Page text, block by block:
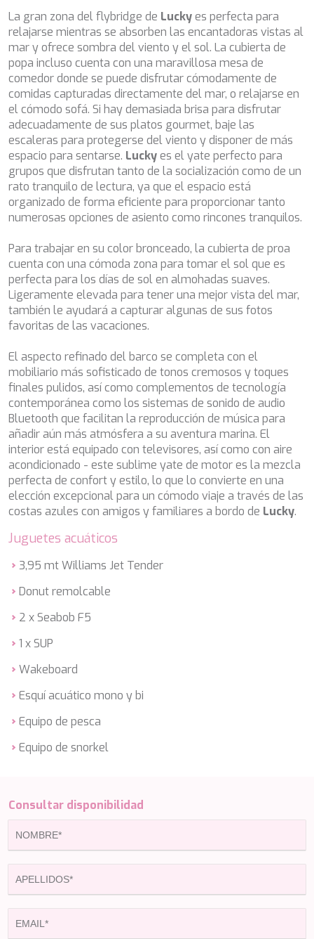
La gran zona del flybridge de Luckyes perfecta para
relajarse mientras se absorben las encantadoras vistas al
mar y ofrece sombra del viento y el sol. La cubierta de
popa incluso cuenta con una maravillosa mesa de
comedor donde se puede disfrutar cómodamente de
comidas capturadas directamente del mar, o relajarse en
el cómodo sofá. Si hay demasiada brisa para disfrutar
adecuadamente de sus platos gourmet, baje las
escaleras para protegerse del viento y disponer de más
espacio para sentarse. Luckyes el yate perfecto para
grupos que disfrutan tanto de la socialización como de un
rato tranquilo de lectura, ya que el espacio está
organizado de forma eficiente para proporcionar tanto
numerosas opciones de asiento como rincones tranquilos.
Para trabajar en su color bronceado, la cubierta de proa
cuenta con una cómoda zona para tomar el sol que es
perfecta para los días de sol en almohadas suaves.
Ligeramente elevada para tener una mejor vista del mar,
también le ayudará a capturar algunas de sus fotos
favoritas de las vacaciones.
El aspecto refinado del barco se completa con el
mobiliario más sofisticado de tonos cremosos y toques
finales pulidos, así como complementos de tecnología
contemporánea como los sistemas de sonido de audio
Bluetooth que facilitan la reproducción de música para
añadir aún más atmósfera a su aventura marina. El
interior está equipado con televisores, así como con aire
acondicionado - este sublime yate de motor es la mezcla
perfecta de confort y estilo, lo que lo convierte en una
elección excepcional para un cómodo viaje a través de las
costas azules con amigos y familiares a bordo de Lucky.
Juguetes acuáticos
3,95 mt Williams Jet Tender
Donut remolcable
2 x Seabob F5
1 x SUP
Wakeboard
Esquí acuático mono y bi
Equipo de pesca
Equipo de snorkel
Consultar disponibilidad
CALA DI LUNA
CALADAN
CALMA
CALYPSO I
CANER IV
CAPRI I
CARMEN
CAROM
CARPE DIEM
CATCH ME
CHAKRA
CHAMPAGNE HIPPY
CHARADE
CHRISTINA O
CLASE AZUL
CLOUD ATLAS
CLOUD IX
CLOUDBREAK
CONSTANTER
CORE
CORNELIA
CORSARIO
D5
DAIMA
DALMATINO
DAMARI
DANIDA
DANZAS
DARLIN
DAY OFF
DB9
DE LISLE III
DE ZEUS
DELTA ONE
DESAMIS B
DHAMMA II
DOLCE VITA
DOLCE VITA IV
E-MOTION
ECCE NAVIGO
ELLY
ELVI
ENDLESS HORIZON
ESMA SULTAN
ETERNITY
ETHNA
FARANDWIDE
FIGURATI
FREEBIRD
mejorar la calidad de nuestros servicios y para ofrecer una
mejor experiencia a través de productos recomendados.
Marketing y publicidad
Estas cookies son utilizadas para almacenar información
sobre las preferencias y elecciones personales del usuario
a través de la observación continuada de sus hábitos de
navegación. Gracias a ellas, podemos conocer los hábitos
de navegación en el sitio web y mostrar publicidad
relacionada con el perfil de navegación del usuario.